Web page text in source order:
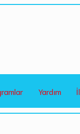
Yardım